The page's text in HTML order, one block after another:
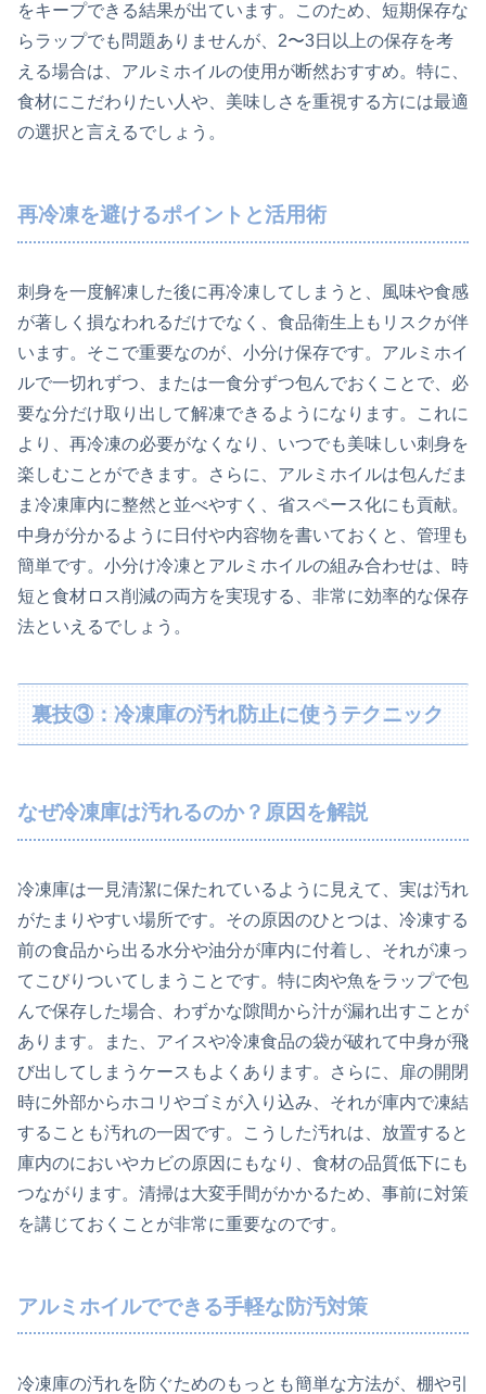
をキープできる結果が出ています。このため、短期保存な
らラップでも問題ありませんが、2〜3日以上の保存を考
える場合は、アルミホイルの使用が断然おすすめ。特に、
食材にこだわりたい人や、美味しさを重視する方には最適
の選択と言えるでしょう。
再冷凍を避けるポイントと活用術
刺身を一度解凍した後に再冷凍してしまうと、風味や食感
が著しく損なわれるだけでなく、食品衛生上もリスクが伴
います。そこで重要なのが、小分け保存です。アルミホイ
ルで一切れずつ、または一食分ずつ包んでおくことで、必
要な分だけ取り出して解凍できるようになります。これに
より、再冷凍の必要がなくなり、いつでも美味しい刺身を
楽しむことができます。さらに、アルミホイルは包んだま
ま冷凍庫内に整然と並べやすく、省スペース化にも貢献。
中身が分かるように日付や内容物を書いておくと、管理も
簡単です。小分け冷凍とアルミホイルの組み合わせは、時
短と食材ロス削減の両方を実現する、非常に効率的な保存
法といえるでしょう。
裏技③：冷凍庫の汚れ防止に使うテクニック
なぜ冷凍庫は汚れるのか？原因を解説
冷凍庫は一見清潔に保たれているように見えて、実は汚れ
がたまりやすい場所です。その原因のひとつは、冷凍する
前の食品から出る水分や油分が庫内に付着し、それが凍っ
てこびりついてしまうことです。特に肉や魚をラップで包
んで保存した場合、わずかな隙間から汁が漏れ出すことが
あります。また、アイスや冷凍食品の袋が破れて中身が飛
び出してしまうケースもよくあります。さらに、扉の開閉
時に外部からホコリやゴミが入り込み、それが庫内で凍結
することも汚れの一因です。こうした汚れは、放置すると
庫内のにおいやカビの原因にもなり、食材の品質低下にも
つながります。清掃は大変手間がかかるため、事前に対策
を講じておくことが非常に重要なのです。
アルミホイルでできる手軽な防汚対策
冷凍庫の汚れを防ぐためのもっとも簡単な方法が、棚や引